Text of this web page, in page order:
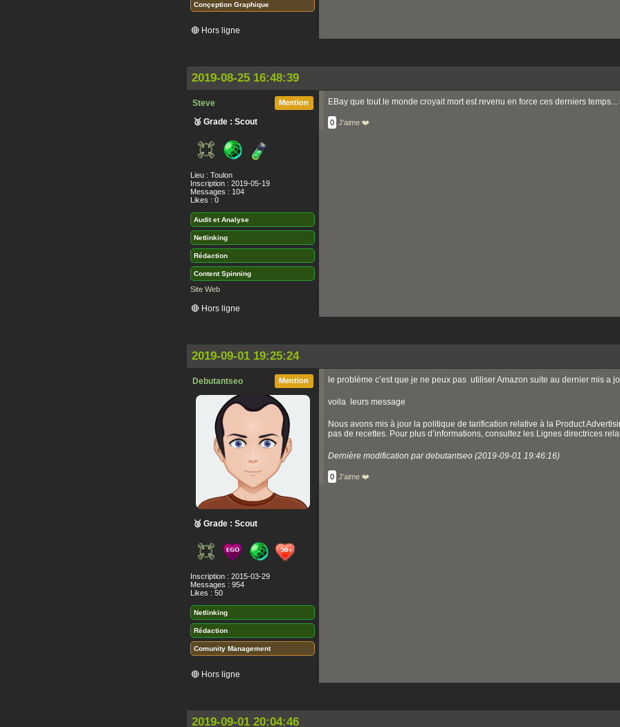
Conçeption Graphique
🔴 Hors ligne
2019-08-25 16:48:39
Mention
Steve
🥉 Grade : Scout
Lieu : Toulon
Inscription : 2019-05-19
Messages : 104
Likes : 0
Audit et Analyse
Netlinking
Rédaction
Content Spinning
Site Web
EBay que tout le monde croyait mort est revenu en force ces derniers
0 J'aime ❤️
🔴 Hors ligne
2019-09-01 19:25:24
Mention
Debutantseo
🥉 Grade : Scout
Inscription : 2015-03-29
Messages : 954
Likes : 50
Netlinking
Rédaction
Comunity Management
le problème c’est que je ne peux pas utiliser Amazon suite au dernier mis a
voila leurs message
Nous avons mis à jour la politique de tarification relative à la Product
pas de recettes. Pour plus d’informations, consultez les Lignes directrices
Dernière modification par debutantseo (2019-09-01 19:46:16)
0 J'aime ❤️
🔴 Hors ligne
2019-09-01 20:04:46